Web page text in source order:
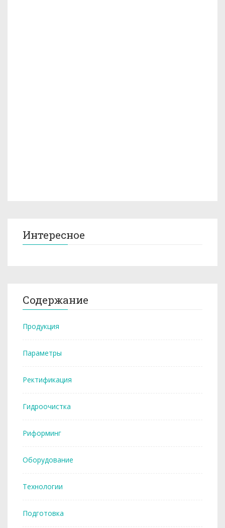
Интересное
Содержание
Продукция
Параметры
Ректификация
Гидроочистка
Риформинг
Оборудование
Технологии
Подготовка